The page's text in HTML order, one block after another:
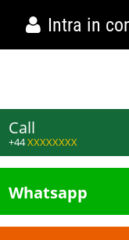
Intra in
Call
+44XXXXXXXX
Whatsapp